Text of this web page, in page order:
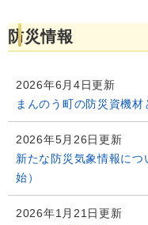
防災情報
2026年6月4日更新
まんのう町の防災資機
2026年5月26日更新
新たな防災気象情報に
始）
2026年1月21日更新